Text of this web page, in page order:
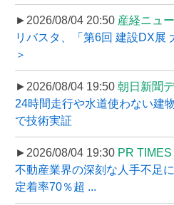
►2026/08/04 20:50 産経ニュ
リバスタ、「第6回 建設DX展
＞
►2026/08/04 19:50 朝日新聞
24時間走行や水道使わない建
で技術実証
►2026/08/04 19:30 PR TIMES
不動産業界の深刻な人手不足
定着率70％超 ...